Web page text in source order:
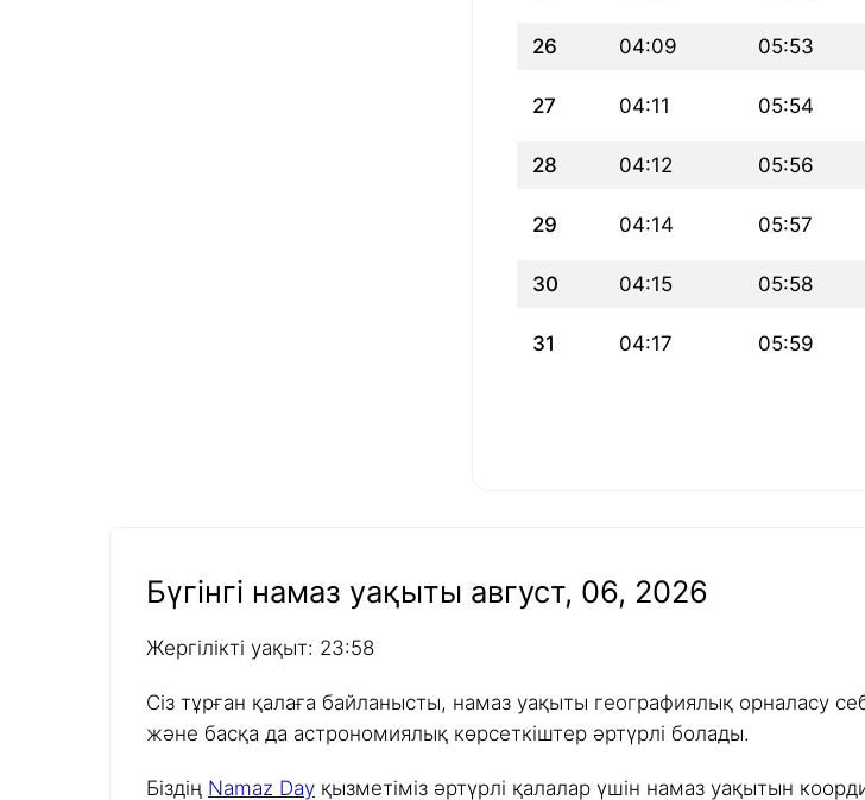
26 04:09 05:53
27 04:11 05:54
28 04:12 05:56
29 04:14 05:57
30 04:15 05:58
31 04:17 05:59
Бүгінгі намаз уақыты август, 06, 2026
Жергілікті уақыт: 23:58
Сіз тұрған қалаға байланысты, намаз уақыты географиялық орналасу
және басқа да астрономиялық көрсеткіштер әртүрлі болады.
Біздің Namaz Day қызметіміз әртүрлі қалалар үшін намаз уақытын